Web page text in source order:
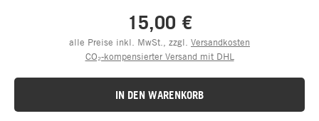
15,00 €
alle Preise inkl. MwSt., zzgl. Versandkosten
CO₂-kompensierter Versand mit DHL
IN DEN WARENKORB